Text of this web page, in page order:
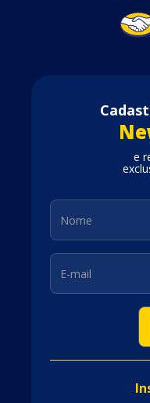
e